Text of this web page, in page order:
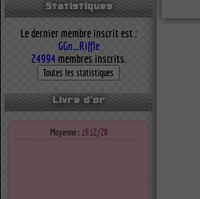
Statistiques
Le dernier membre inscrit est :
GGn_Riffle
24994 membres inscrits.
Livre d'or
Moyenne : 19.12/20